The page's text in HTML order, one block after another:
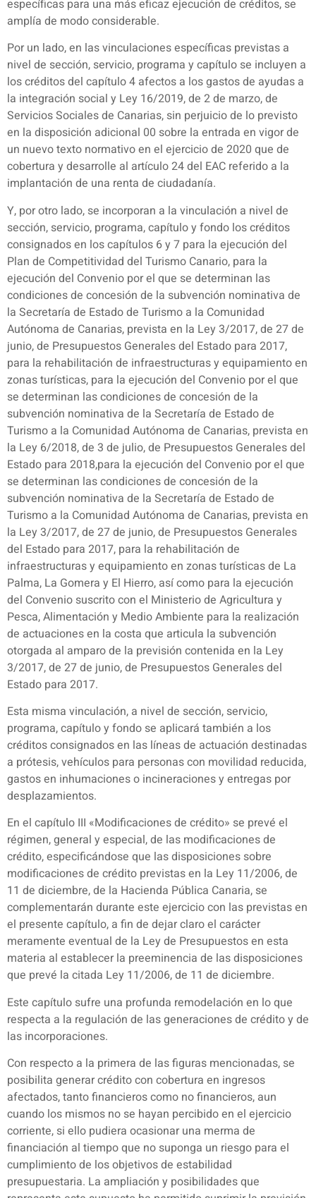
específicas para una más eficaz ejecución de créditos, se
amplía de modo considerable.
Por un lado, en las vinculaciones específicas previstas a
nivel de sección, servicio, programa y capítulo se incluyen a
los créditos del capítulo 4 afectos a los gastos de ayudas a
la integración social y Ley 16/2019, de 2 de marzo, de
Servicios Sociales de Canarias, sin perjuicio de lo previsto
en la disposición adicional 00 sobre la entrada en vigor de
un nuevo texto normativo en el ejercicio de 2020 que de
cobertura y desarrolle al artículo 24 del EAC referido a la
implantación de una renta de ciudadanía.
Y, por otro lado, se incorporan a la vinculación a nivel de
sección, servicio, programa, capítulo y fondo los créditos
consignados en los capítulos 6 y 7 para la ejecución del
Plan de Competitividad del Turismo Canario, para la
ejecución del Convenio por el que se determinan las
condiciones de concesión de la subvención nominativa de
la Secretaría de Estado de Turismo a la Comunidad
Autónoma de Canarias, prevista en la Ley 3/2017, de 27 de
junio, de Presupuestos Generales del Estado para 2017,
para la rehabilitación de infraestructuras y equipamiento en
zonas turísticas, para la ejecución del Convenio por el que
se determinan las condiciones de concesión de la
subvención nominativa de la Secretaría de Estado de
Turismo a la Comunidad Autónoma de Canarias, prevista en
la Ley 6/2018, de 3 de julio, de Presupuestos Generales del
Estado para 2018,para la ejecución del Convenio por el que
se determinan las condiciones de concesión de la
subvención nominativa de la Secretaría de Estado de
Turismo a la Comunidad Autónoma de Canarias, prevista en
la Ley 3/2017, de 27 de junio, de Presupuestos Generales
del Estado para 2017, para la rehabilitación de
infraestructuras y equipamiento en zonas turísticas de La
Palma, La Gomera y El Hierro, así como para la ejecución
del Convenio suscrito con el Ministerio de Agricultura y
Pesca, Alimentación y Medio Ambiente para la realización
de actuaciones en la costa que articula la subvención
otorgada al amparo de la previsión contenida en la Ley
3/2017, de 27 de junio, de Presupuestos Generales del
Estado para 2017.
Esta misma vinculación, a nivel de sección, servicio,
programa, capítulo y fondo se aplicará también a los
créditos consignados en las líneas de actuación destinadas
a prótesis, vehículos para personas con movilidad reducida,
gastos en inhumaciones o incineraciones y entregas por
desplazamientos.
En el capítulo III «Modificaciones de crédito» se prevé el
régimen, general y especial, de las modificaciones de
crédito, especificándose que las disposiciones sobre
modificaciones de crédito previstas en la Ley 11/2006, de
11 de diciembre, de la Hacienda Pública Canaria, se
complementarán durante este ejercicio con las previstas en
el presente capítulo, a fin de dejar claro el carácter
meramente eventual de la Ley de Presupuestos en esta
materia al establecer la preeminencia de las disposiciones
que prevé la citada Ley 11/2006, de 11 de diciembre.
Este capítulo sufre una profunda remodelación en lo que
respecta a la regulación de las generaciones de crédito y de
las incorporaciones.
Con respecto a la primera de las figuras mencionadas, se
posibilita generar crédito con cobertura en ingresos
afectados, tanto financieros como no financieros, aun
cuando los mismos no se hayan percibido en el ejercicio
corriente, si ello pudiera ocasionar una merma de
financiación al tiempo que no suponga un riesgo para el
cumplimiento de los objetivos de estabilidad
presupuestaria. La ampliación y posibilidades que